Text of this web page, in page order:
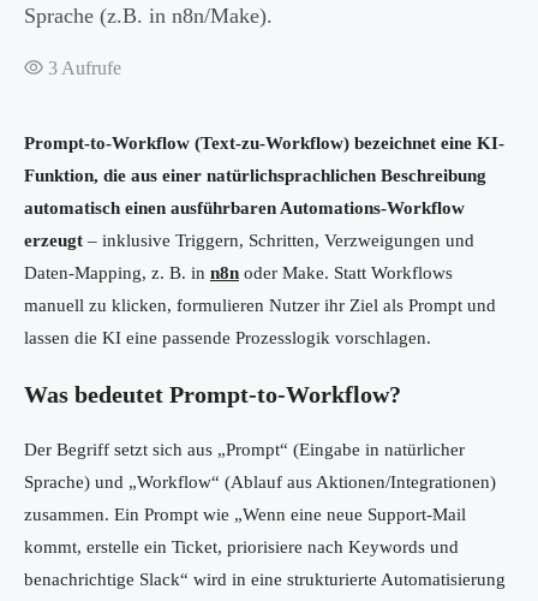
Sprache (z.B. in n8n/Make).
3 Aufrufe
Prompt-to-Workflow (Text-zu-Workflow) bezeichnet eine KI-
Funktion, die aus einer natürlichsprachlichen Beschreibung
automatisch einen ausführbaren Automations-Workflow
erzeugt – inklusive Triggern, Schritten, Verzweigungen und
Daten-Mapping, z. B. in n8n oder Make. Statt Workflows
manuell zu klicken, formulieren Nutzer ihr Ziel als Prompt und
lassen die KI eine passende Prozesslogik vorschlagen.
Was bedeutet Prompt-to-Workflow?
Der Begriff setzt sich aus „Prompt“ (Eingabe in natürlicher
Sprache) und „Workflow“ (Ablauf aus Aktionen/Integrationen)
zusammen. Ein Prompt wie „Wenn eine neue Support-Mail
kommt, erstelle ein Ticket, priorisiere nach Keywords und
benachrichtige Slack“ wird in eine strukturierte Automatisierung